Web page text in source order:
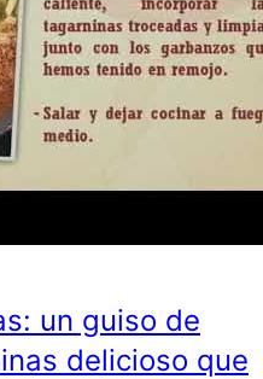
un guiso de
delicioso que